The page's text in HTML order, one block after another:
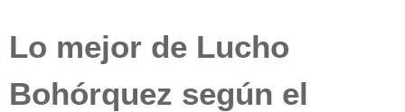
Lo mejor de Lucho
Bohórquez según el